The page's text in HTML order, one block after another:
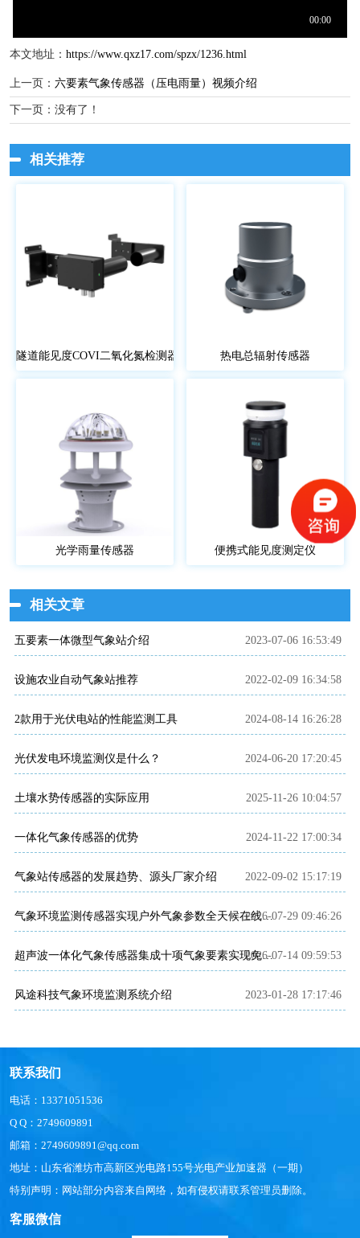
本文地址： https://www.qxz17.com/spzx/1236.html
上一页： 六要素气象传感器（压电雨量）视频介绍
下一页：没有了！
相关推荐
隧道能见度COVI二氧化氮检测器 热电总辐射传感器
光学雨量传感器 便携式能见度测定仪
相关文章
五要素一体微型气象站介绍 2023-07-06 16:53:49
设施农业自动气象站推荐 2022-02-09 16:34:58
2款用于光伏电站的性能监测工具 2024-08-14 16:26:28
光伏发电环境监测仪是什么？ 2024-06-20 17:20:45
土壤水势传感器的实际应用 2025-11-26 10:04:57
一体化气象传感器的优势 2024-11-22 17:00:34
气象站传感器的发展趋势、源头厂家介绍 2022-09-02 15:17:19
气象环境监测传感器实现户外气象参数全天候在线监测
2026-07-29 09:46:26
超声波一体化气象传感器集成十项气象要素实现免维护连续监测
2026-07-14 09:59:53
风途科技气象环境监测系统介绍 2023-01-28 17:17:46
联系我们
电话：13371051536
Q Q：2749609891
邮箱：2749609891@qq.com
地址：山东省潍坊市高新区光电路155号光电产业加速器（一期）
特别声明：网站部分内容来自网络，如有侵权请联系管理员删除。
客服微信